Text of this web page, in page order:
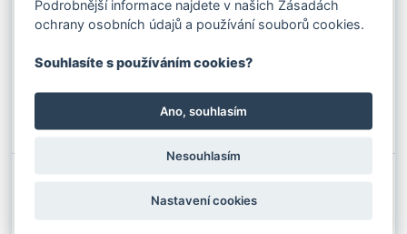
104.00 Kč bez DPH / ks
✚
Do košíku
AL. OBJÍMKA Č.24
Kód produktu: 07602950
Podrobnější informace najdete v našich Zásadách
ochrany osobních údajů a používání souborů cookies.
Souhlasíte s používáním cookies?
Ano, souhlasím
Nesouhlasím
Nastavení cookies